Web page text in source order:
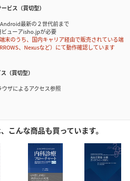
ビス（買切型）
最新の２世代前まで
ューアisho.jpが必要
のうち、国内キャリア経由で販売されている端
、Nexusなど）にて動作確認しています
（買切型）
ザによるアクセス参照
こんな商品も買っています。